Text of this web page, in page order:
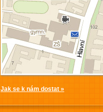
Jak se k nám dostat »